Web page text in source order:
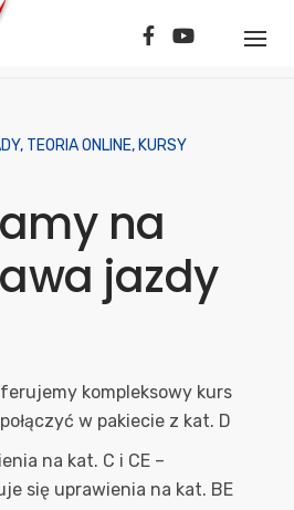
TEORIA ONLINE, KURSY
na
jazdy
kompleksowy kurs
w pakiecie z kat. D
na kat. C i CE –
się uprawienia na kat. BE